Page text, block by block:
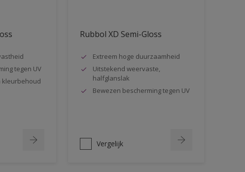
tegen UV
kleurbehoud
Rubbol XD Semi-Gloss
Extreem hoge duurzaamheid
Uitstekend weervaste,
halfglanslak
Bewezen bescherming tegen UV
Vergelijk